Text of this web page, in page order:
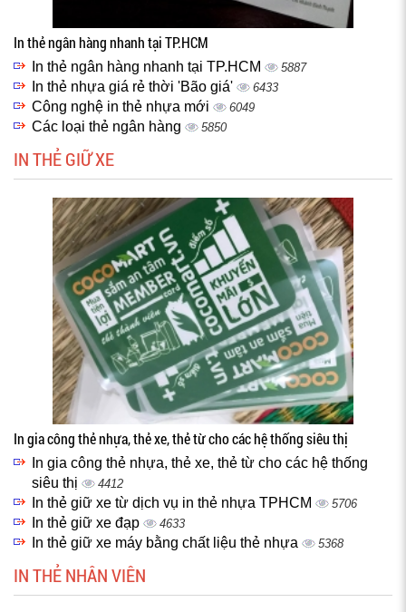
In thẻ ngân hàng nhanh tại TP.HCM
In thẻ ngân hàng nhanh tại TP.HCM 5887
In thẻ nhựa giá rẻ thời 'Bão giá' 6433
Công nghệ in thẻ nhựa mới 6049
Các loại thẻ ngân hàng 5850
IN THẺ GIỮ XE
In gia công thẻ nhựa, thẻ xe, thẻ từ cho các hệ thống siêu thị
In gia công thẻ nhựa, thẻ xe, thẻ từ cho các hệ thống
siêu thị
4412
In thẻ giữ xe từ dịch vụ in thẻ nhựa TPHCM 5706
In thẻ giữ xe đạp 4633
In thẻ giữ xe máy bằng chất liệu thẻ nhựa 5368
IN THẺ NHÂN VIÊN